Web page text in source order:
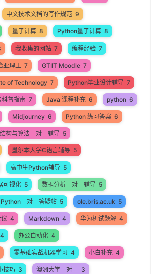
中文技术文档的写作规范 9
量子计算 8 Python量子计算 8
我收集的网站 7 编程经验 7
亚理工 7 GTIIT Moodle 7
of Technology 7 Python毕业设计辅导 7
科普指南 7 Java 课程补充 6 python 6
Midjourney 6 Python 练习答案 6
构与算法一对一辅导 5
墨尔本大学C语言辅导 5
高中生Python辅导 5
可视化 5 数据分析一对一辅导 5
Python一对一答疑帖 5 ole.bris.ac.uk 5
4 Markdown 4 华为机试题解 4
4 办公自动化 4
零基础实战机器学习 4 小白补充 4
技巧 3 澳洲大学一对一 3